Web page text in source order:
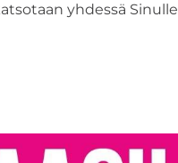
yhdessä Sinulle